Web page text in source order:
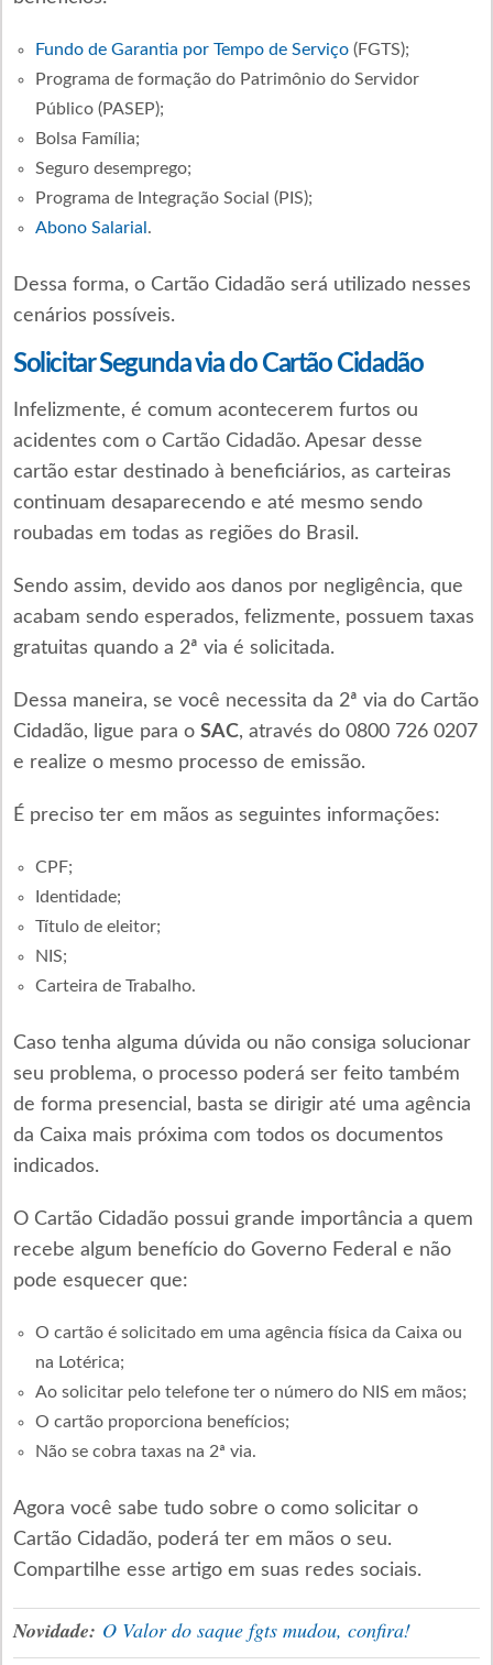
Fundo de Garantia por Tempo de Serviço(FGTS);
Programa de formação do Patrimônio do Servidor
Público (PASEP);
Bolsa Família;
Seguro desemprego;
Programa de Integração Social (PIS);
Abono Salarial.
Dessa forma, o Cartão Cidadão será utilizado nesses
cenários possíveis.
Solicitar Segunda via do Cartão Cidadão
Infelizmente, é comum acontecerem furtos ou
acidentes com o Cartão Cidadão. Apesar desse
cartão estar destinado à beneficiários, as carteiras
continuam desaparecendo e até mesmo sendo
roubadas em todas as regiões do Brasil.
Sendo assim, devido aos danos por negligência, que
acabam sendo esperados, felizmente, possuem taxas
gratuitas quando a 2ª via é solicitada.
Dessa maneira, se você necessita da 2ª via do Cartão
Cidadão, ligue para o SAC, através do 0800 726 0207
e realize o mesmo processo de emissão.
É preciso ter em mãos as seguintes informações:
CPF;
Identidade;
Título de eleitor;
NIS;
Carteira de Trabalho.
Caso tenha alguma dúvida ou não consiga solucionar
seu problema, o processo poderá ser feito também
de forma presencial, basta se dirigir até uma agência
da Caixa mais próxima com todos os documentos
indicados.
O Cartão Cidadão possui grande importância a quem
recebe algum benefício do Governo Federal e não
pode esquecer que:
O cartão é solicitado em uma agência física da Caixa ou
na Lotérica;
Ao solicitar pelo telefone ter o número do NIS em mãos;
O cartão proporciona benefícios;
Não se cobra taxas na 2ª via.
Agora você sabe tudo sobre o como solicitar o
Cartão Cidadão, poderá ter em mãos o seu.
Compartilhe esse artigo em suas redes sociais.
Novidade: O Valor do saque fgts mudou, confira!